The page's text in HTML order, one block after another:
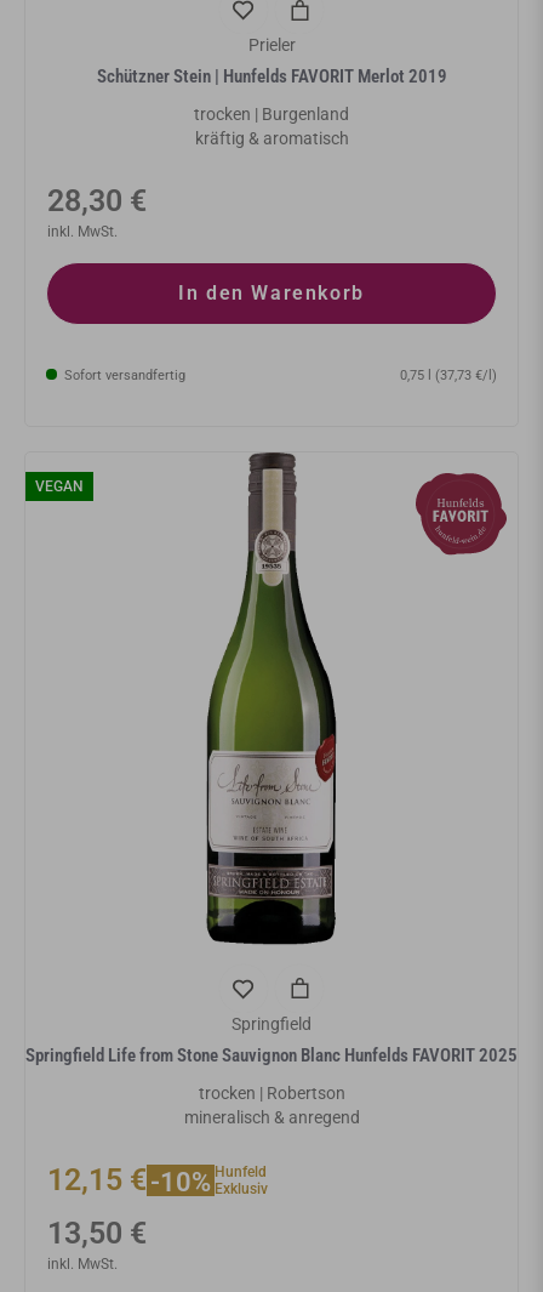
Prieler
Schützner Stein | Hunfelds FAVORIT Merlot 2019
trocken | Burgenland
kräftig & aromatisch
Normaler
Preis
28,30 €
inkl. MwSt.
In den Warenkorb
Sofort versandfertig 0,75 l (37,73 €/l)
VEGAN
Springfield
Springfield Life from Stone Sauvignon Blanc Hunfelds FAVORIT 2025
trocken | Robertson
mineralisch & anregend
12,15 €-10% Hunfeld
Exklusiv
Normaler
Preis
13,50 €
inkl. MwSt.